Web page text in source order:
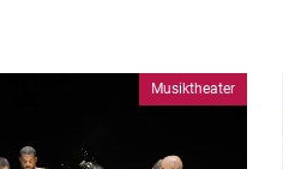
Musiktheater